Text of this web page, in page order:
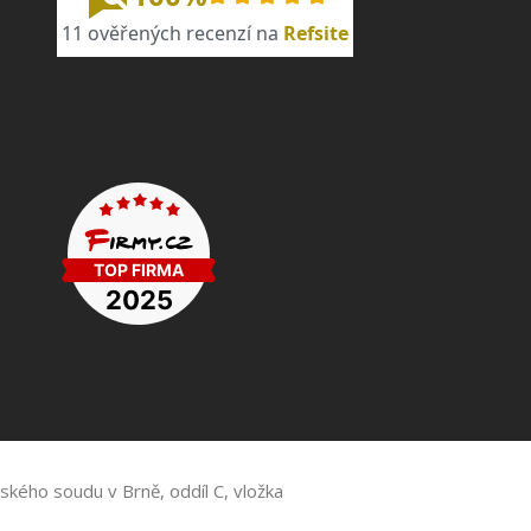
soudu v Brně, oddíl C, vložka